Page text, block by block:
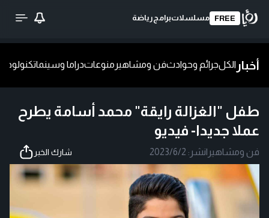
FREE مسلسلاتبرامج رياضة
أخبار الكلجرائم وحوادثفن ومشاهير منوعاتدراما وسينماتكنولوجيا
طفل "الغزالة رايقة" محمد أسامة يطرح
عملا جديدا- فيديو
فن ومشاهير |نشر: 2023/6/2 شارك الخبر